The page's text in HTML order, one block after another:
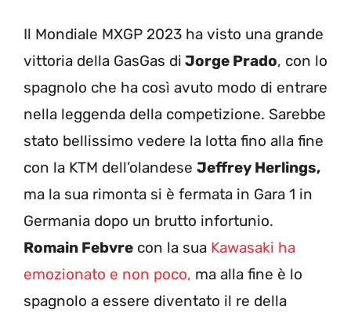
Il Mondiale MXGP 2023 ha visto una grande
vittoria della GasGas di Jorge Prado, con lo
spagnolo che ha così avuto modo di entrare
nella leggenda della competizione. Sarebbe
stato bellissimo vedere la lotta fino alla fine
con la KTM dell’olandese Jeffrey Herlings,
ma la sua rimonta si è fermata in Gara 1 in
Germania dopo un brutto infortunio.
Romain Febvre con la sua Kawasaki ha
emozionato e non poco, ma alla fine è lo
spagnolo a essere diventato il re della